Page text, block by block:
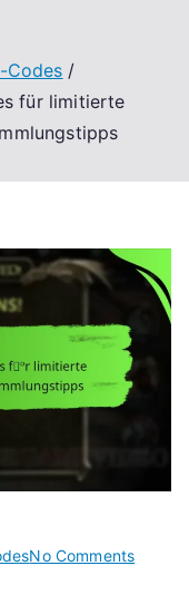
Codes
für limitierte
No Commentson